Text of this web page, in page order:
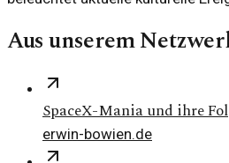
Aus unserem
SpaceX-Mania und ihre
erwin-bowien.de